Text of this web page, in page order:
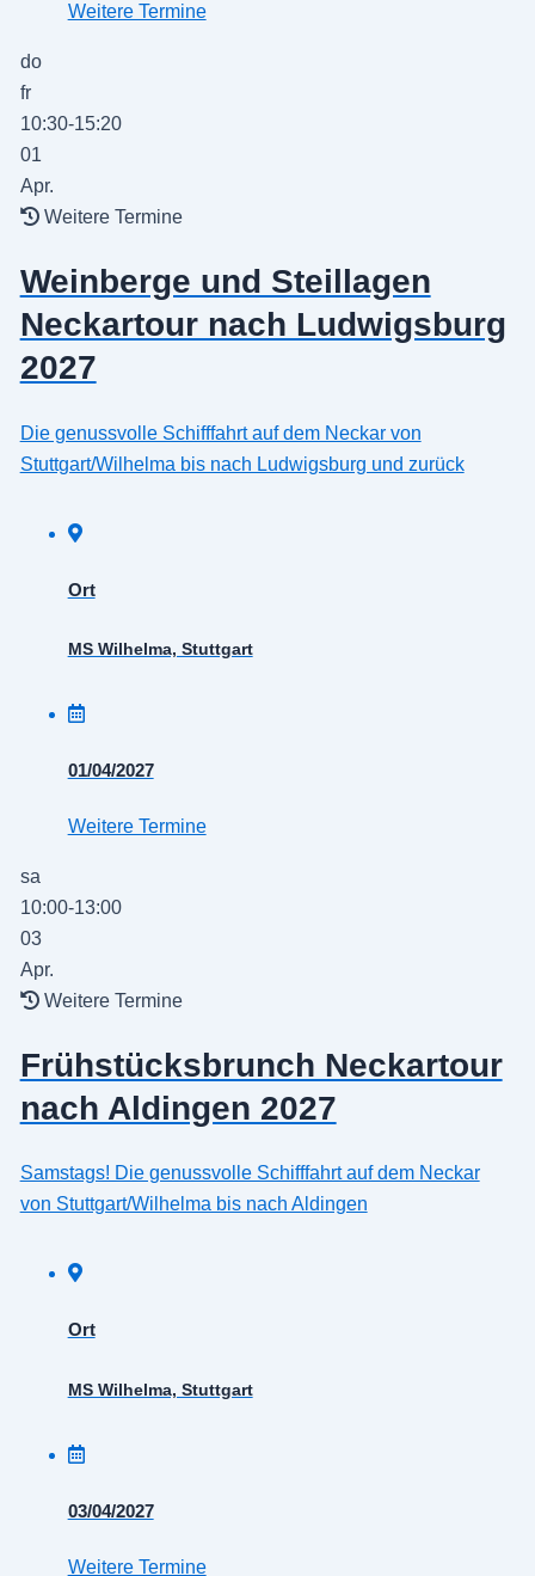
Weitere Termine
do
fr
10:30-15:20
01
Apr.
Weitere Termine
Weinberge und Steillagen
Neckartour nach Ludwigsburg
2027
Die genussvolle Schifffahrt auf dem Neckar von
Stuttgart/Wilhelma bis nach Ludwigsburg und zurück
Ort
MS Wilhelma, Stuttgart
01/04/2027
Weitere Termine
sa
10:00-13:00
03
Apr.
Weitere Termine
Frühstücksbrunch Neckartour
nach Aldingen 2027
Samstags! Die genussvolle Schifffahrt auf dem Neckar
von Stuttgart/Wilhelma bis nach Aldingen
Ort
MS Wilhelma, Stuttgart
03/04/2027
Weitere Termine